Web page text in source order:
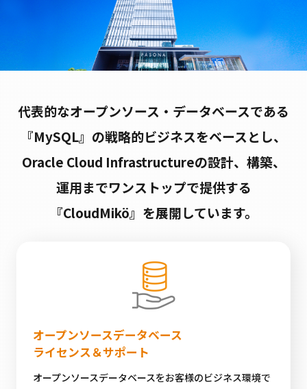
代表的なオープンソース・データベースである
『MySQL』の戦略的ビジネスをベースとし、
Oracle Cloud Infrastructureの設計、構築、
運用までワンストップで提供する
『CloudMikö』を展開しています。
オープンソースデータベース
ライセンス＆サポート
オープンソースデータベースをお客様のビジネス環境で